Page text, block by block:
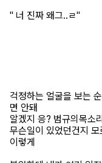
" 너 진짜 왜그..ㄹ"
걱정하는 얼굴을 보는
면 안돼
알겠지 응? 범규의목소
무슨일이 있었던건지
이렇게